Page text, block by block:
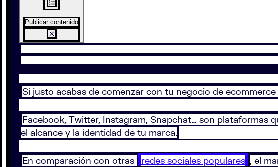
Publicar contenido
Si justo acabas de comenzar con tu negocio de
Facebook, Twitter, Instagram, Snapchat… son plataformas
el alcance y la identidad de tu marca.
En comparación con otras redes sociales populares , el